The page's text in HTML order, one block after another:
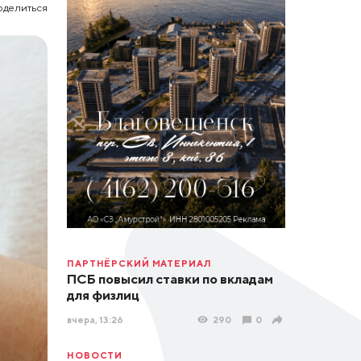
ПАРТНЁРСКИЙ МАТЕРИАЛ
ПСБ повысил ставки по вкладам
для физлиц
вчера, 13:26 290 0
НОВОСТИ